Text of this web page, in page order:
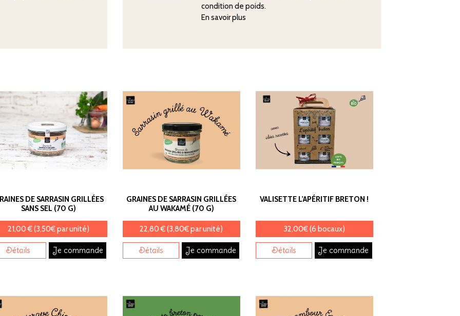
condition de poids.
En savoir plus
DE SARRASIN GRILLÉES
SANS SEL (70 G)
21,00 € (3,50€ par unité)
Détails Je commande
GRAINES DE SARRASIN GRILLÉES
AU WAKAMÉ (70 G)
22,80 € (3,80€ par unité)
Détails Je commande
VALISETTE L'APÉRITIF BRETON !
32,00€ (6 bocaux)
Détails Je commande